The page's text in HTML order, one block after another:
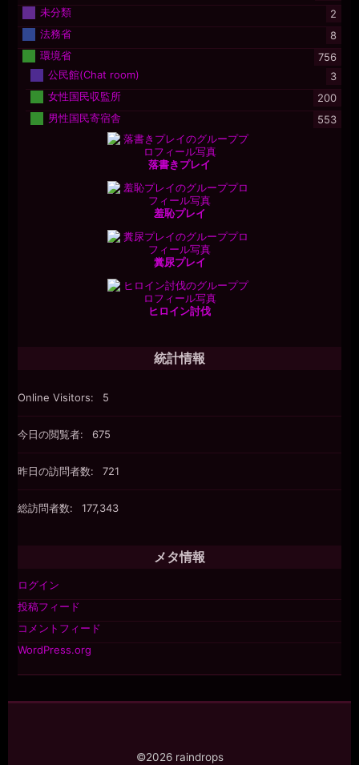
未分類
2
法務省
8
環境省
756
公民館(Chat room)
3
女性国民収監所
200
男性国民寄宿舎
553
落書きプレイ
羞恥プレイ
糞尿プレイ
ヒロイン討伐
統計情報
Online Visitors: 5
今日の閲覧者: 675
昨日の訪問者数: 721
総訪問者数: 177,343
メタ情報
ログイン
投稿フィード
コメントフィード
WordPress.org
©2026 raindrops